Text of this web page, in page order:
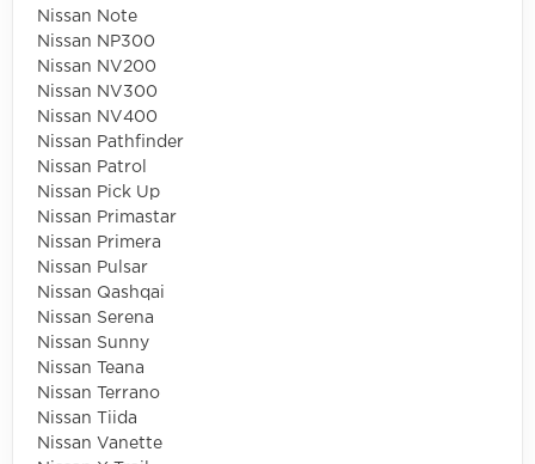
Nissan Note
Nissan NP300
Nissan NV200
Nissan NV300
Nissan NV400
Nissan Pathfinder
Nissan Patrol
Nissan Pick Up
Nissan Primastar
Nissan Primera
Nissan Pulsar
Nissan Qashqai
Nissan Serena
Nissan Sunny
Nissan Teana
Nissan Terrano
Nissan Tiida
Nissan Vanette